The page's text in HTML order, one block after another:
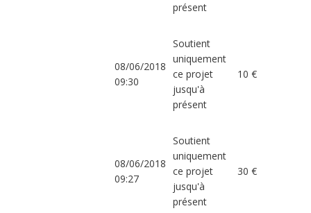
présent
08/06/2018
09:30
Soutient
uniquement
ce projet
jusqu'à
présent
10 €
08/06/2018
09:27
Soutient
uniquement
ce projet
jusqu'à
présent
30 €